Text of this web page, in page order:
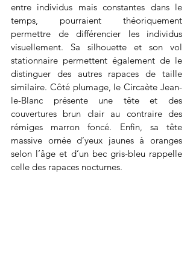
entre individus mais constantes dans le
temps, pourraient théoriquement
permettre de différencier les individus
visuellement. Sa silhouette et son vol
stationnaire permettent également de le
distinguer des autres rapaces de taille
similaire. Côté plumage, le Circaète Jean-
le-Blanc présente une tête et des
couvertures brun clair au contraire des
rémiges marron foncé. Enfin, sa tête
massive ornée d’yeux jaunes à oranges
selon l’âge et d’un bec gris-bleu rappelle
celle des rapaces nocturnes.